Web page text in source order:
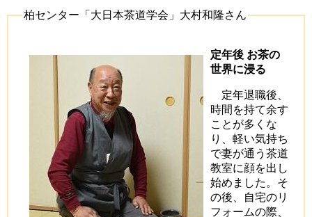
柏センター「大日本茶道学会」大村和隆さん
定年後 お茶の
世界に浸る
定年退職後、
時間を持て余す
ことが多くな
り、軽い気持ち
で妻が通う茶道
教室に顔を出し
始めました。そ
の後、自宅のリ
フォームの際、